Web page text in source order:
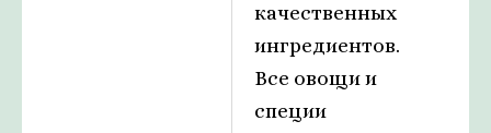
качественных
ингредиентов.
Все овощи и
специи